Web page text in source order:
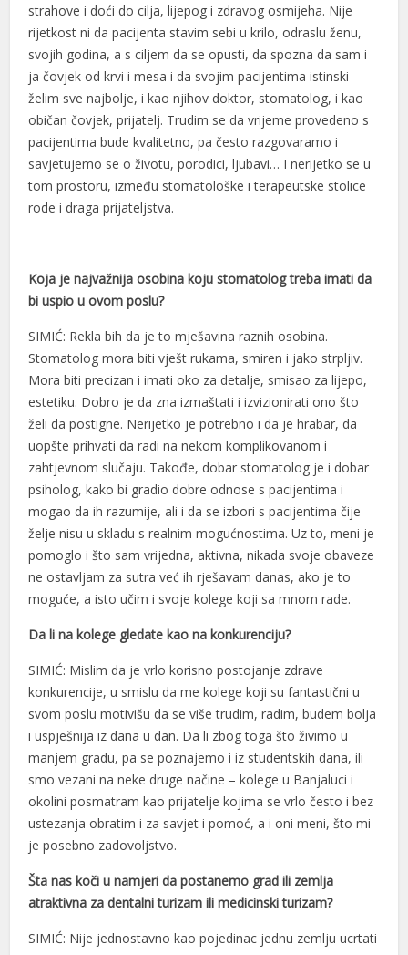
Hacklink Panel
Hacklink Panel
Hacklink panel
Hacklink
Hacklink panel
Hacklink panel
Hacklink Panel
Hacklink
Hacklink
Hacklink
Hacklink panel
Hacklink panel
Hacklink
Hacklink
Buy Hacklink
Hacklink
Hacklink
Hacklink satın al
Hacklink panel
Hacklink panel
Hacklink panel
Hacklink panel
Hacklink panel
Hacklink panel
strahove i doći do cilja, lijepog i zdravog osmijeha. Nije
rijetkost ni da pacijenta stavim sebi u krilo, odraslu ženu,
svojih godina, a s ciljem da se opusti, da spozna da sam i
ja čovjek od krvi i mesa i da svojim pacijentima istinski
želim sve najbolje, i kao njihov doktor, stomatolog, i kao
običan čovjek, prijatelj. Trudim se da vrijeme provedeno s
pacijentima bude kvalitetno, pa često razgovaramo i
savjetujemo se o životu, porodici, ljubavi… I nerijetko se u
tom prostoru, između stomatološke i terapeutske stolice
rode i draga prijateljstva.
Koja je najvažnija osobina koju stomatolog treba imati da
bi uspio u ovom poslu?
SIMIĆ: Rekla bih da je to mješavina raznih osobina.
Stomatolog mora biti vješt rukama, smiren i jako strpljiv.
Mora biti precizan i imati oko za detalje, smisao za lijepo,
estetiku. Dobro je da zna izmaštati i izvizionirati ono što
želi da postigne. Nerijetko je potrebno i da je hrabar, da
uopšte prihvati da radi na nekom komplikovanom i
zahtjevnom slučaju. Takođe, dobar stomatolog je i dobar
psiholog, kako bi gradio dobre odnose s pacijentima i
mogao da ih razumije, ali i da se izbori s pacijentima čije
želje nisu u skladu s realnim mogućnostima. Uz to, meni je
pomoglo i što sam vrijedna, aktivna, nikada svoje obaveze
ne ostavljam za sutra već ih rješavam danas, ako je to
moguće, a isto učim i svoje kolege koji sa mnom rade.
Da li na kolege gledate kao na konkurenciju?
SIMIĆ: Mislim da je vrlo korisno postojanje zdrave
konkurencije, u smislu da me kolege koji su fantastični u
svom poslu motivišu da se više trudim, radim, budem bolja
i uspješnija iz dana u dan. Da li zbog toga što živimo u
manjem gradu, pa se poznajemo i iz studentskih dana, ili
smo vezani na neke druge načine – kolege u Banjaluci i
okolini posmatram kao prijatelje kojima se vrlo često i bez
ustezanja obratim i za savjet i pomoć, a i oni meni, što mi
je posebno zadovoljstvo.
Šta nas koči u namjeri da postanemo grad ili zemlja
atraktivna za dentalni turizam ili medicinski turizam?
SIMIĆ: Nije jednostavno kao pojedinac jednu zemlju ucrtati